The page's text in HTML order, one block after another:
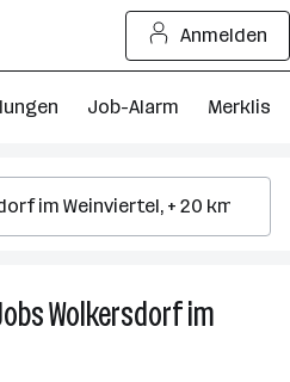
Anmelden
Job-Alarm Merkliste
Wolkersdorf im